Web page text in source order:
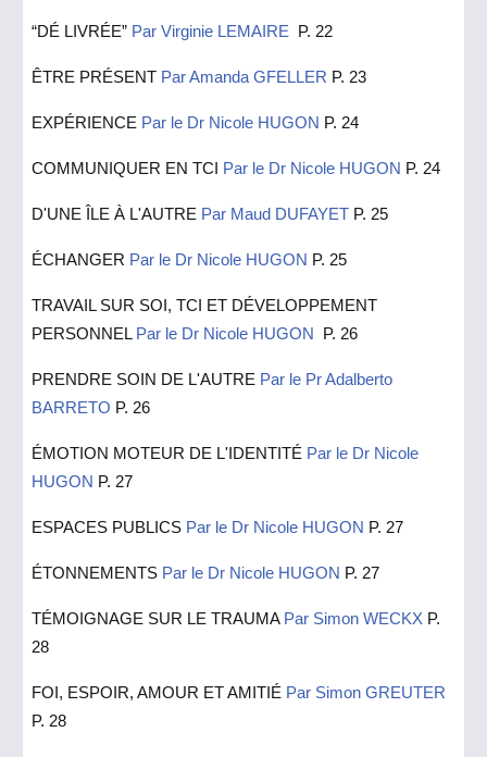
“DÉ LIVRÉE” Par Virginie LEMAIRE P. 22
ÊTRE PRÉSENT Par Amanda GFELLER P. 23
EXPÉRIENCE Par le Dr Nicole HUGON P. 24
COMMUNIQUER EN TCI Par le Dr Nicole HUGON P. 24
D'UNE ÎLE À L'AUTRE Par Maud DUFAYET P. 25
ÉCHANGER Par le Dr Nicole HUGON P. 25
TRAVAIL SUR SOI, TCI ET DÉVELOPPEMENT
PERSONNEL Par le Dr Nicole HUGON P. 26
PRENDRE SOIN DE L'AUTRE Par le Pr Adalberto
BARRETO P. 26
ÉMOTION MOTEUR DE L'IDENTITÉ Par le Dr Nicole
HUGON P. 27
ESPACES PUBLICS Par le Dr Nicole HUGON P. 27
ÉTONNEMENTS Par le Dr Nicole HUGON P. 27
TÉMOIGNAGE SUR LE TRAUMA Par Simon WECKX P.
28
FOI, ESPOIR, AMOUR ET AMITIÉ Par Simon GREUTER
P. 28